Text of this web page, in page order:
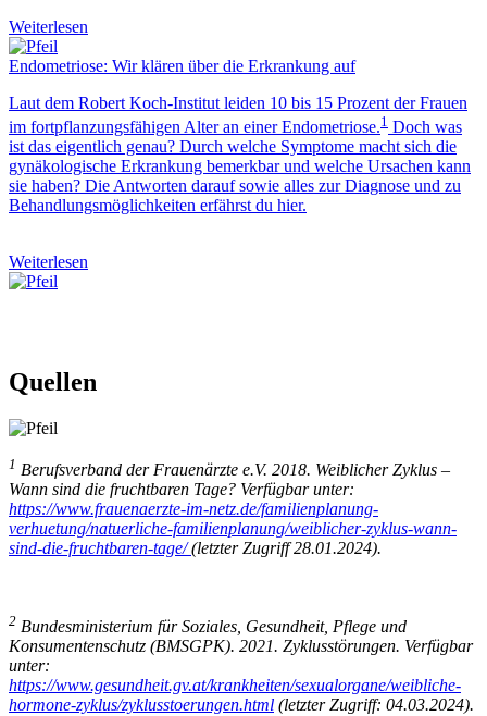
Weiterlesen
Endometriose: Wir klären über die Erkrankung auf
Laut dem Robert Koch-Institut leiden 10 bis 15 Prozent der Frauen
im fortpflanzungsfähigen Alter an einerEndometriose.1 Doch was
ist das eigentlich genau? Durch welche Symptome macht sich die
gynäkologische Erkrankung bemerkbar und welche Ursachen kann
sie haben? Die Antworten darauf sowie alles zur Diagnose und zu
Behandlungsmöglichkeiten erfährst du hier.
Weiterlesen
Quellen
1 Berufsverband der Frauenärzte e.V. 2018. Weiblicher Zyklus –
Wann sind die fruchtbaren Tage? Verfügbar unter:
https://www.frauenaerzte-im-netz.de/familienplanung-
verhuetung/natuerliche-familienplanung/weiblicher-zyklus-wann-
sind-die-fruchtbaren-tage/(letzter Zugriff 28.01.2024).
2 Bundesministerium für Soziales, Gesundheit, Pflege und
Konsumentenschutz (BMSGPK). 2021. Zyklusstörungen. Verfügbar
unter:
https://www.gesundheit.gv.at/krankheiten/sexualorgane/weibliche-
hormone-zyklus/zyklusstoerungen.html (letzter Zugriff: 04.03.2024).